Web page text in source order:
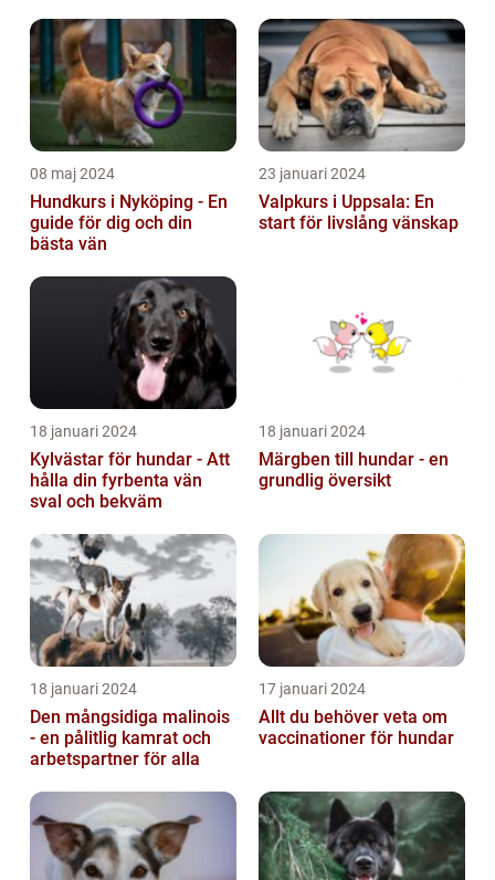
08 maj 2024
Hundkurs i Nyköping - En
guide för dig och din
bästa vän
23 januari 2024
Valpkurs i Uppsala: En
start för livslång vänskap
18 januari 2024
Kylvästar för hundar - Att
hålla din fyrbenta vän
sval och bekväm
18 januari 2024
Märgben till hundar - en
grundlig översikt
18 januari 2024
Den mångsidiga malinois
- en pålitlig kamrat och
arbetspartner för alla
17 januari 2024
Allt du behöver veta om
vaccinationer för hundar